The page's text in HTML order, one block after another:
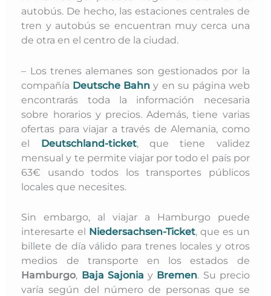
autobús. De hecho, las estaciones centrales de
tren y autobússe encuentran muy cerca una
de otra en el centro de la ciudad.
– Los trenes alemanes son gestionados por la
compañía Deutsche Bahn y en su página web
encontrarás toda la información necesaria
sobre horarios y precios. Además, tiene varias
ofertas para viajar a través de Alemania, como
el Deutschland-ticket, que tiene validez
mensual y te permite viajar por todo el país por
63€ usando todos los transportes públicos
locales que necesites.
Sin embargo, al viajar a Hamburgo puede
interesarte el Niedersachsen-Ticket, que es un
billete de día válido para trenes locales y otros
medios de transporte en los estados de
Hamburgo, Baja Sajonia y Bremen. Su precio
varía según del número de personas que se